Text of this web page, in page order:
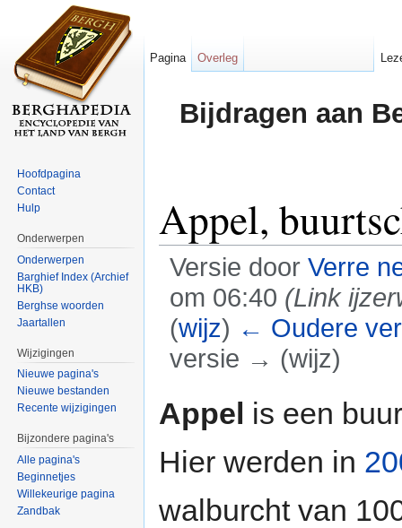
Bijdragen aan
Appel,
Versie door Verre
om 06:40 (Link
(wijz) ← Oudere
versie → (wijz)
Appel is een
Hier werden in
walburcht van
Pagina Overleg
Hoofdpagina
Contact
Hulp
Onderwerpen
Onderwerpen
Barghief Index (Archief
HKB)
Berghse woorden
Jaartallen
Wijzigingen
Nieuwe pagina's
Nieuwe bestanden
Recente wijzigingen
Bijzondere pagina's
Alle pagina's
Beginnetjes
Willekeurige pagina
Zandbak